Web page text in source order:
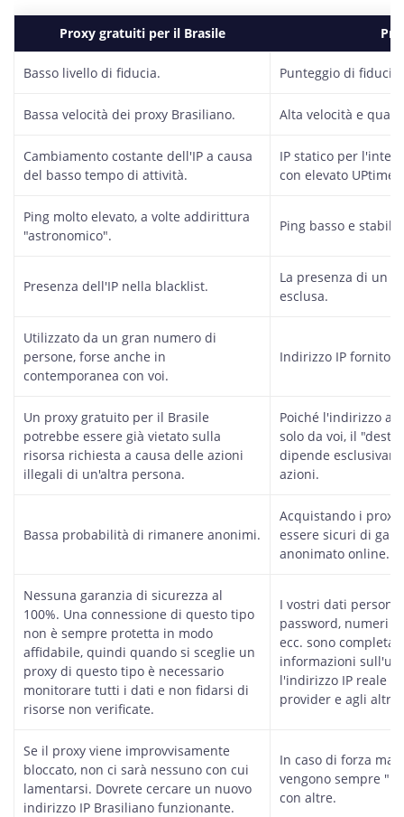
Proxy gratuiti per il Brasile
Basso livello di fiducia. Punteggio di fiducia
Bassa velocità dei proxy Brasiliano. Alta velocità e
Cambiamento costante dell'IP a causa
del basso tempo di attività.
IP statico per
con elevato UPtime.
Ping molto elevato, a volte addirittura
"astronomico".
Ping basso e stabile.
Presenza dell'IP nella blacklist.
La presenza di un
esclusa.
Utilizzato da un gran numero di
persone, forse anche in
contemporanea con voi.
Indirizzo IP fornito
Un proxy gratuito per il Brasile
potrebbe essere già vietato sulla
risorsa richiesta a causa delle azioni
illegali di un'altra persona.
Poiché l'indirizzo
solo da voi, il
dipende
azioni.
Bassa probabilità di rimanere anonimi.
Acquistando i proxy
essere sicuri di
anonimato online.
Nessuna garanzia di sicurezza al
100%. Una connessione di questo tipo
non è sempre protetta in modo
affidabile, quindi quando si sceglie un
proxy di questo tipo è necessario
monitorare tutti i dati e non fidarsi di
risorse non verificate.
I vostri dati
password, numeri
ecc. sono
informazioni
l'indirizzo IP reale
provider e agli altri
Se il proxy viene improvvisamente
bloccato, non ci sarà nessuno con cui
lamentarsi. Dovrete cercare un nuovo
indirizzo IP Brasiliano funzionante.
In caso di forza
vengono sempre
con altre.